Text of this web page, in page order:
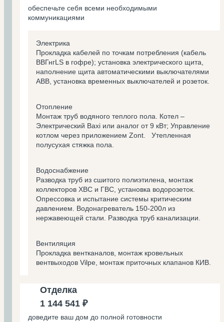
обеспечьте себя всеми необходимыми
коммуникациями
Электрика
Прокладка кабелей по точкам потребления (кабель
ВВГнгLS в гофре); установка электрического щита,
наполнение щита автоматическими выключателями
ABB, установка временных выключателей и розеток.
Отопление
Монтаж труб водяного теплого пола. Котел –
Электрический Baxi или аналог от 9 кВт; Управление
котлом через приложением Zont. Утепленная
полусухая стяжка пола.
Водоснабжение
Разводка труб из сшитого полиэтилена, монтаж
коллекторов ХВС и ГВС, установка водорозеток.
Опрессовка и испытание системы критическим
давлением. Водонагреватель 150-200л из
нержавеющей стали. Разводка труб канализации.
Вентиляция
Прокладка вентканалов, монтаж кровельных
вентвыходов Vilpe, монтаж приточных клапанов КИВ.
Отделка
1 144 541 ₽
доведите ваш дом до полной готовности